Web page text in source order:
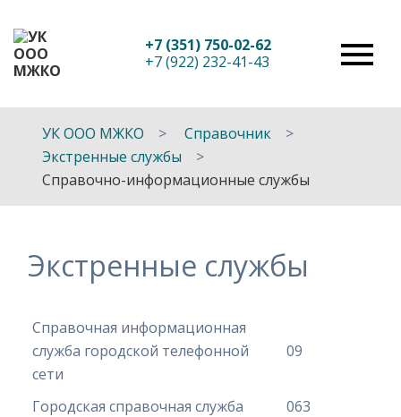
+7 (351) 750-02-62
+7 (922) 232-41-43
УК ООО МЖКО
Справочник
Экстренные службы
Справочно-информационные службы
Экстренные службы
Справочная информационная
служба городской телефонной
сети
09
Городская справочная служба 063